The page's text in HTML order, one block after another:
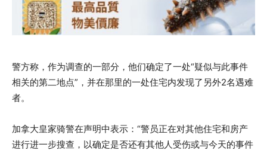
警方称，作为调查的一部分，他们确定了一处“疑似与此事件
相关的第二地点”，并在那里的一处住宅内发现了另外2名遇难
者。
加拿大皇家骑警在声明中表示：“警员正在对其他住宅和房产
进行进一步搜查，以确定是否还有其他人受伤或与今天的事件